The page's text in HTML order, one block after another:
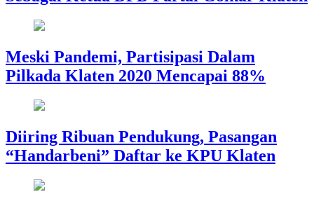
Meski Pandemi, Partisipasi Dalam
Pilkada Klaten 2020 Mencapai 88%
Diiring Ribuan Pendukung, Pasangan
“Handarbeni” Daftar ke KPU Klaten